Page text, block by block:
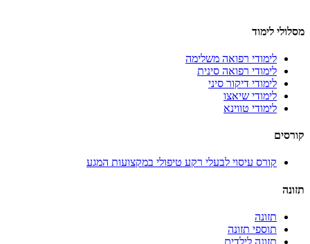
מסלולי לימוד
לימודי רפואה משלימה
לימודי רפואה סינית
לימודי דיקור סיני
לימודי שיאצו
לימודי טווינא
קורסים
קורס עיסוי לבעלי רקע טיפולי במקצועות המגע
תזונה
תזונה
תוספי תזונה
תזונה לילדים